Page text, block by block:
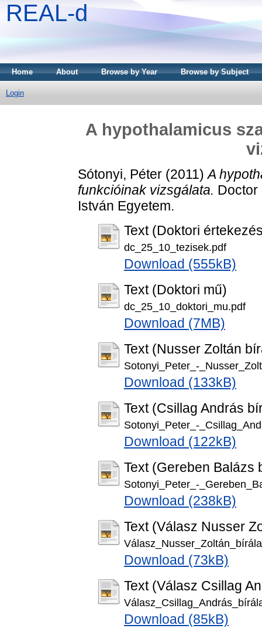
REAL-d
Home About Browse by Year Browse by Subject
Login
A hypothalamicus
Sótonyi, Péter (2011)A
funkcióinak vizsgálata. Doctor
István Egyetem.
Text (Doktori
dc_25_10_tezisek.pdf
Download (555kB)
Text (Doktori mű)
dc_25_10_doktori_mu.pdf
Download (7MB)
Text (Nusser Zoltán
Sotonyi_Peter_-
Download (133kB)
Text (Csillag András
Sotonyi_Peter_-
Download (122kB)
Text (Gereben Balázs
Sotonyi_Peter_-
Download (238kB)
Text (Válasz Nusser
Download (73kB)
Text (Válasz Csillag
Download (85kB)